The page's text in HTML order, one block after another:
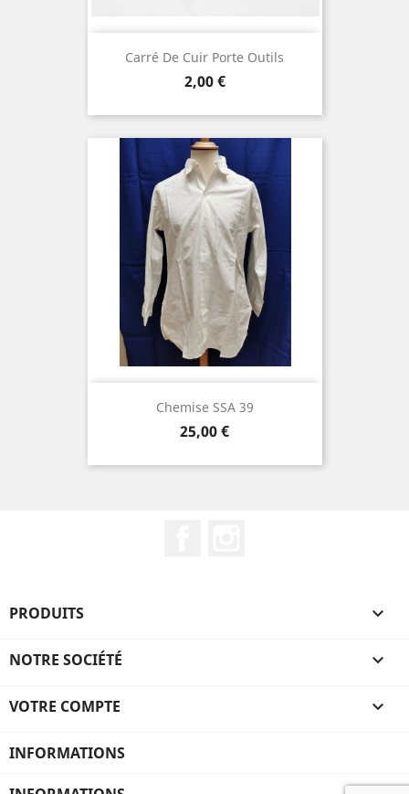
Carré De Cuir Porte Outils
Prix
2,00 €
Chemise SSA 39
Prix
25,00 €
PRODUITS 
NOTRE SOCIÉTÉ 
VOTRE COMPTE 
INFORMATIONS